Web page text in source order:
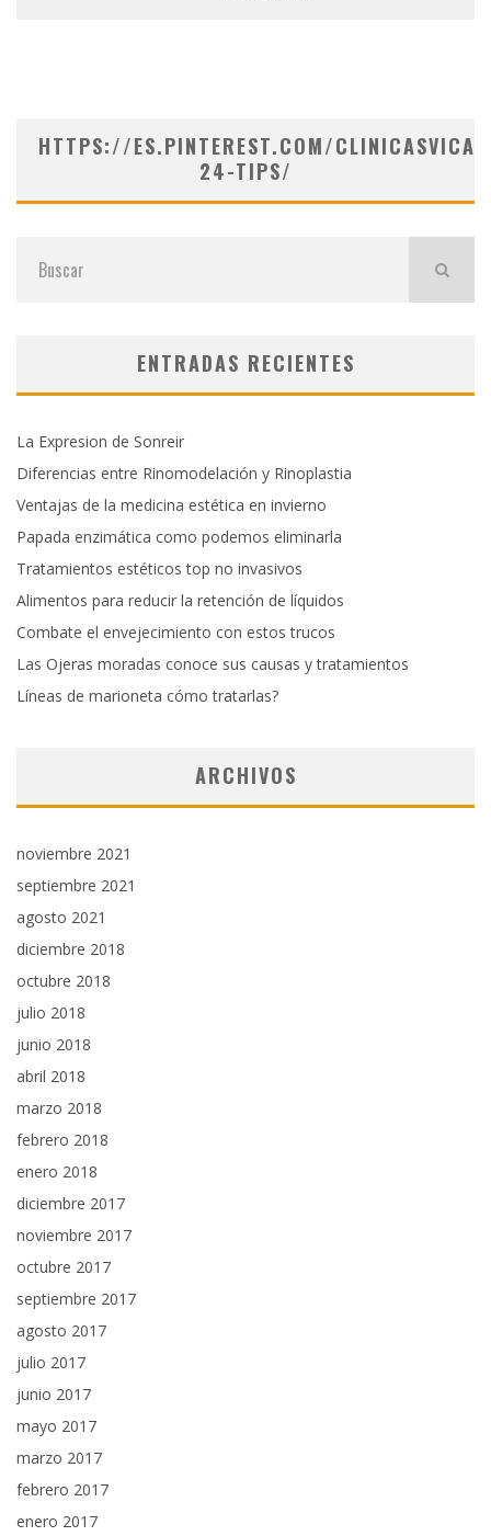
HTTPS://ES.PINTEREST.COM/
24-TIPS/
ENTRADAS RECIENTES
La Expresion de Sonreir
Diferencias entre Rinomodelación y Rinoplastia
Ventajas de la medicina estética en invierno
Papada enzimática como podemos eliminarla
Tratamientos estéticos top no invasivos
Alimentos para reducir la retención de líquidos
Combate el envejecimiento con estos trucos
Las Ojeras moradas conoce sus causas y tratamientos
Líneas de marioneta cómo tratarlas?
ARCHIVOS
noviembre 2021
septiembre 2021
agosto 2021
diciembre 2018
octubre 2018
julio 2018
junio 2018
abril 2018
marzo 2018
febrero 2018
enero 2018
diciembre 2017
noviembre 2017
octubre 2017
septiembre 2017
agosto 2017
julio 2017
junio 2017
mayo 2017
marzo 2017
febrero 2017
enero 2017